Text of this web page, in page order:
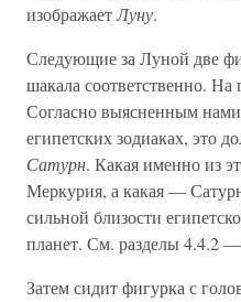
изображаетЛуну.
Следующие за Луной две
шакала соответственно.
Согласно выясненным
египетских зодиаках, это
Сатурн. Какая именно из
Меркурия, а какая —
сильной близости
планет. См. разделы 4.4.2
Затем сидит фигурка с